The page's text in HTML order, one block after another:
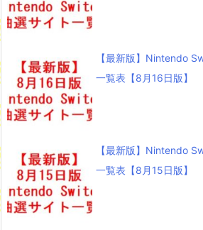
【最新版】Nintendo
一覧表【8月16日版】
【最新版】Nintendo
一覧表【8月15日版】